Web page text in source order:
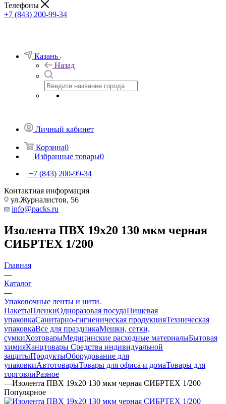
Телефоны
+7 (843) 200-99-34
Казань
Назад
Личный кабинет
Корзина0
Избранные товары0
+7 (843) 200-99-34
Контактная информация
ул.Журналистов, 56
info@packs.ru
Изолента ПВХ 19х20 130 мкм черная
СИБРТЕХ 1/200
Главная
—
Каталог
—
Упаковочные ленты и нити
ПакетыПленкиОдноразовая посудаПищевая
упаковкаСанитарно-гигиеническая продукцияТехническая
упаковкаВсе для праздникаМешки, сетки,
сумкиХозтоварыМедицинские расходные материалыБытовая
химияКанцтовары Средства индивидуальной
защитыПродуктыОборудование для
упаковкиАвтотоварыТовары для офиса и домаТовары для
торговлиРазное
—Изолента ПВХ 19х20 130 мкм черная СИБРТЕХ 1/200
Популярное